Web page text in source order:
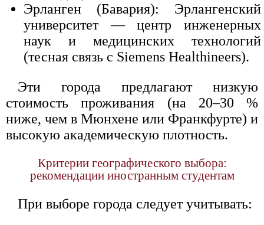
Эрланген (Бавария): Эрлангенский
университет — центр инженерных
наук и медицинских технологий
(тесная связь с Siemens Healthineers).
Эти города предлагают низкую
стоимость проживания (на 20–30 %
ниже, чем в Мюнхене или Франкфурте) и
высокую академическую плотность.
Критерии географического выбора:
рекомендации иностранным студентам
При выборе города следует учитывать: